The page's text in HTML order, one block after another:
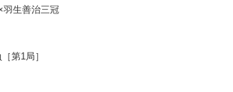
生善治三冠
第1局］